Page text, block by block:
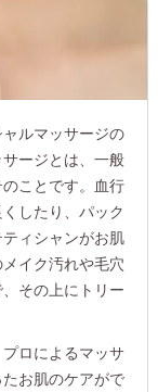
ルマッサージの
ージとは、一般
ことです。血行
したり、パック
ィシャンがお肌
イク汚れや毛穴
その上にトリー
ロによるマッサ
お肌のケアがで